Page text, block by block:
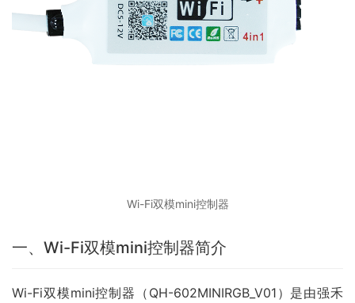
Wi-Fi双模mini控制器
一、Wi-Fi双模mini控制器简介
Wi-Fi双模mini控制器（QH-602MINIRGB_V01）是由强禾